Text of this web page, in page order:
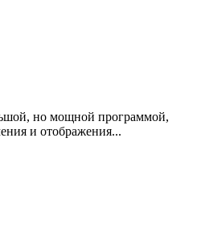
но мощной программой,
и отображения...